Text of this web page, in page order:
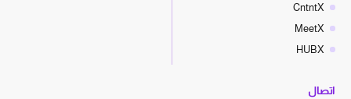
CntntX
MeetX
HUBX
اتصال